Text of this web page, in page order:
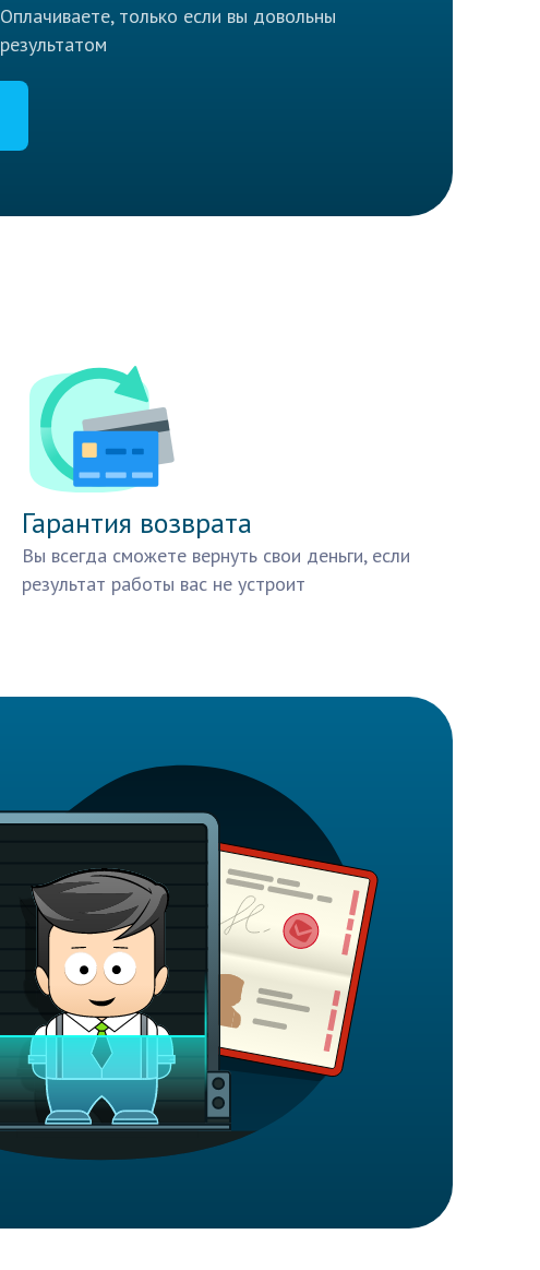
Оплачиваете, только если вы довольны
результатом
Гарантия возврата
Вы всегда сможете вернуть свои деньги, если
результат работы вас не устроит